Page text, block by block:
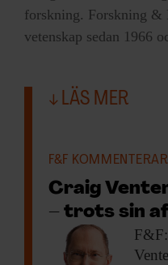
forskning. Forskning &
vetenskap sedan 1966
LÄS MER
F&F KOMMENTERAR
Craig
– trots sin